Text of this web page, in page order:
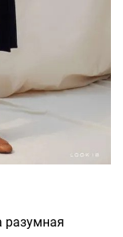
разумная